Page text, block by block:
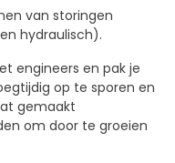
van storingen
hydraulisch).
engineers en pak je
op te sporen en
gemaakt
om door te groeien